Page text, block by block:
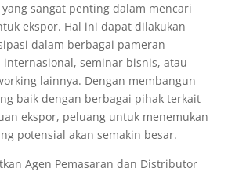
sangat penting dalam mencari
ekspor. Hal ini dapat dilakukan
dalam berbagai pameran
internasional, seminar bisnis, atau
lainnya. Dengan membangun
baik dengan berbagai pihak terkait
ekspor, peluang untuk menemukan
potensial akan semakin besar.
Agen Pemasaran dan Distributor